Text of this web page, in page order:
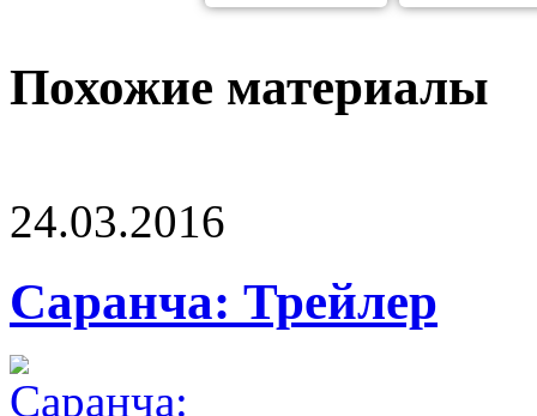
Похожие материалы
24.03.2016
Саранча: Трейлер